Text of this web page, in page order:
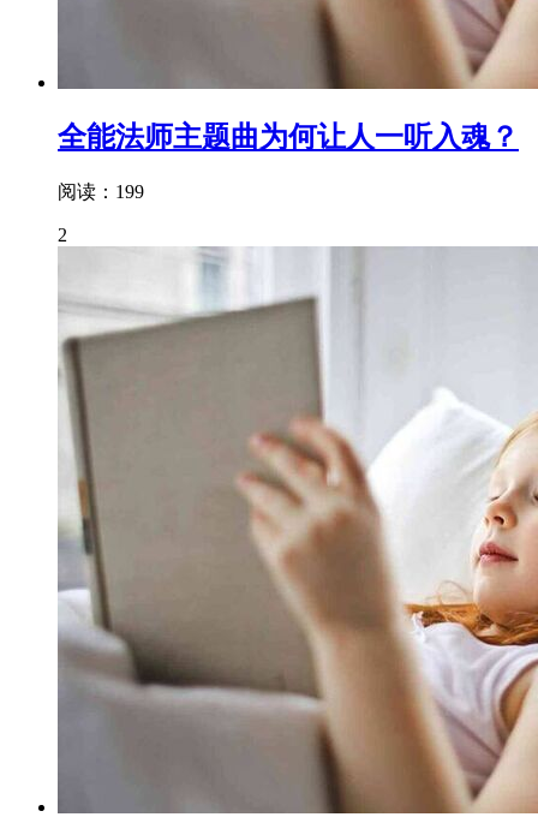
全能法师主题曲为何让人一听入魂？
阅读：199
2